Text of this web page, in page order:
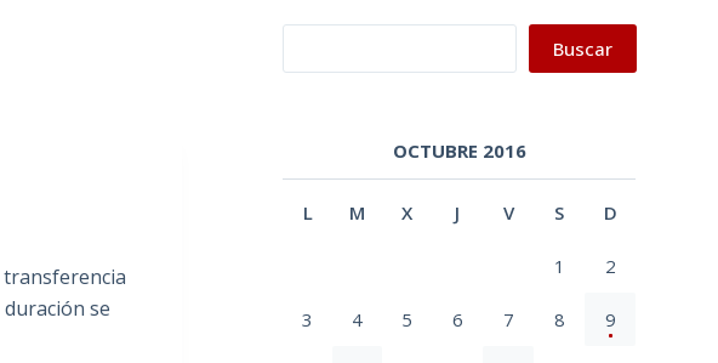
transferencia
se
Buscar
OCTUBRE 2016
L M X J V S D
1 2
3 4 5 6 7 8 9